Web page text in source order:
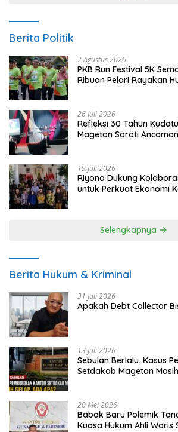
Berita Politik
2 Agustus 2026
PKB Run Festival 5K
Ribuan Pelari Rayakan
26 Juli 2026
Refleksi 30 Tahun
Magetan Soroti
19 Juli 2026
Riyono Dukung
untuk Perkuat Ekonomi
Selengkapnya
Berita Hukum & Kriminal
31 Juli 2026
Apakah Debt Collector
13 Juli 2026
Sebulan Berlalu, Kasus
Setdakab Magetan
20 Mei 2026
Babak Baru Polemik
Kuasa Hukum Ahli Waris